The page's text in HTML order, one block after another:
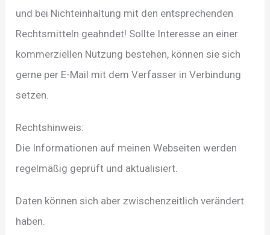
und bei Nichteinhaltung mit den entsprechenden
Rechtsmitteln geahndet! Sollte Interesse an einer
kommerziellen Nutzung bestehen, können sie sich
gerne per E-Mail mit dem Verfasser in Verbindung
setzen.
Rechtshinweis:
Die Informationen auf meinen Webseiten werden
regelmäßig geprüft und aktualisiert.
Daten können sich aber zwischenzeitlich verändert
haben.